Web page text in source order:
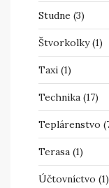
Studne (3)
Štvorkolky(1)
Taxi (1)
Technika (17)
Teplárenstvo
Terasa (1)
Účtovníctvo (1)